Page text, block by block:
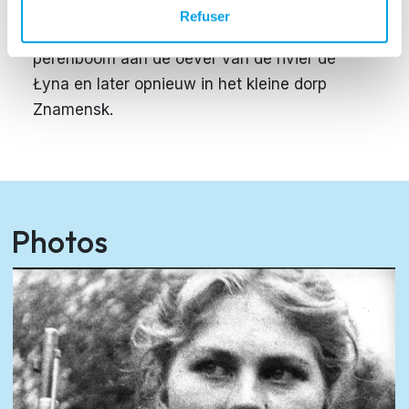
Refuser
een granaatscherf. Een dag later stierf ze, op
perenboom aan de oever van de rivier de
Łyna en later opnieuw in het kleine dorp
Znamensk.
Photos